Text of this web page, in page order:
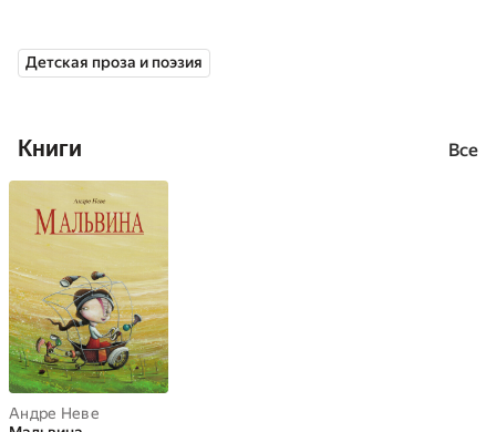
Детская проза и поэзия
Книги Все
Андре Неве